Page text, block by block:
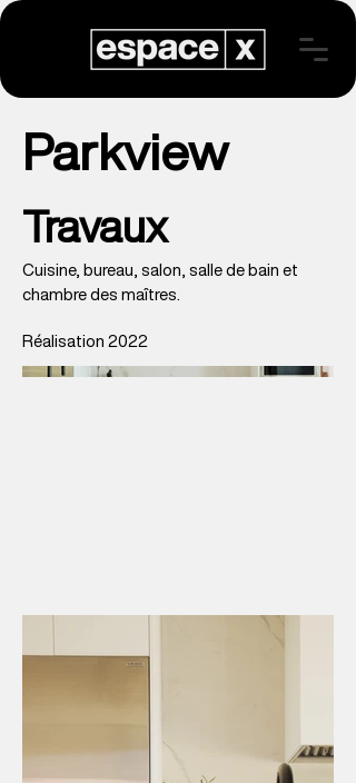
Parkview
Travaux
Cuisine, bureau, salon, salle de bain et
chambre des maîtres.
Réalisation 2022